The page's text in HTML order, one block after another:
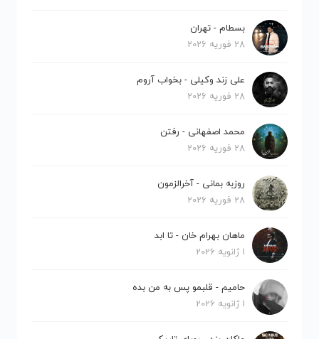
بسطام - تهران
28 فوریه 2026
علی زند وکیلی - بخواب آروم
28 فوریه 2026
محمد اصفهانی - رفتن
28 فوریه 2026
روزبه بمانی - آخرالزمون
28 فوریه 2026
ماهان بهرام خان - تا ابد
1 ژانویه 2026
حامیم - قلبمو پس به من بده
1 ژانویه 2026